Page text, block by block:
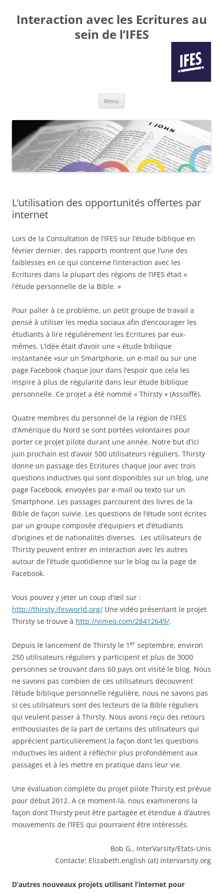
Interaction avec les Ecritures au
sein de l’IFES
Menu
L’utilisation des opportunités offertes par
internet
Lors de la Consultation de l’IFES sur l’étude biblique en
février dernier, des rapports montrent que l’une des
faiblesses en ce qui concerne l’interaction avec les
Ecritures dans la plupart des régions de l’IFES était «
l’étude personnelle de la Bible. »
Pour palier à ce problème, un petit groupe de travail a
pensé à utiliser les media sociaux afin d’encourager les
étudiants à lire régulièrement les Ecritures par eux-
mêmes. L’idée était d’avoir une « étude biblique
instantanée »sur un Smartphone, un e-mail ou sur une
page Facebook chaque jour dans l’espoir que cela les
inspire à plus de régularité dans leur étude biblique
personnelle. Ce projet a été nommé « Thirsty » (Assoiffé).
Quatre membres du personnel de la région de l’IFES
d’Amérique du Nord se sont portées volontaires pour
porter ce projet pilote durant une année. Notre but d’ici
juin prochain est d’avoir 500 utilisateurs réguliers. Thirsty
donne un passage des Ecritures chaque jour avec trois
questions inductives qui sont disponibles sur un blog, une
page Facebook, envoyées par e-mail ou texto sur un
Smartphone. Les passages parcourent des livres de la
Bible de façon suivie. Les questions de l’étude sont écrites
par un groupe composée d’équipiers et d’étudiants
d’origines et de nationalités diverses. Les utilisateurs de
Thirsty peuvent entrer en interaction avec les autres
autour de l’étude quotidienne sur le blog ou la page de
Facebook.
Vous pouvez y jeter un coup d’œil sur :
http://thirsty.ifesworld.org/ Une vidéo présentant le projet
Thirsty se trouve à http://vimeo.com/28412649/.
Depuis le lancement de Thirsty le 1 er septembre, environ
250 utilisateurs réguliers y participent et plus de 3000
personnes se trouvant dans 60 pays ont visité le blog. Nous
ne savons pas combien de ces utilisateurs découvrent
l’étude biblique personnelle régulière, nous ne savons pas
si ces utilisateurs sont des lecteurs de la Bible réguliers
qui veulent passer à Thirsty. Nous avons reçu des retours
enthousiastes de la part de certains des utilisateurs qui
apprécient particulièrement la façon dont les questions
inductives les aident à réfléchir plus profondément aux
passages et à les mettre en pratique dans leur vie.
Une évaluation complète du projet pilote Thirsty est prévue
pour début 2012. A ce moment-là, nous examinerons la
façon dont Thirsty peut être partagée et étendue à d’autres
mouvements de l’IFES qui pourraient être intéressés.
Bob G., InterVarsity/Etats-Unis
Contacte: Elizabeth.english (at) intervarsity.org
D’autres nouveaux projets utilisant l’internet pour